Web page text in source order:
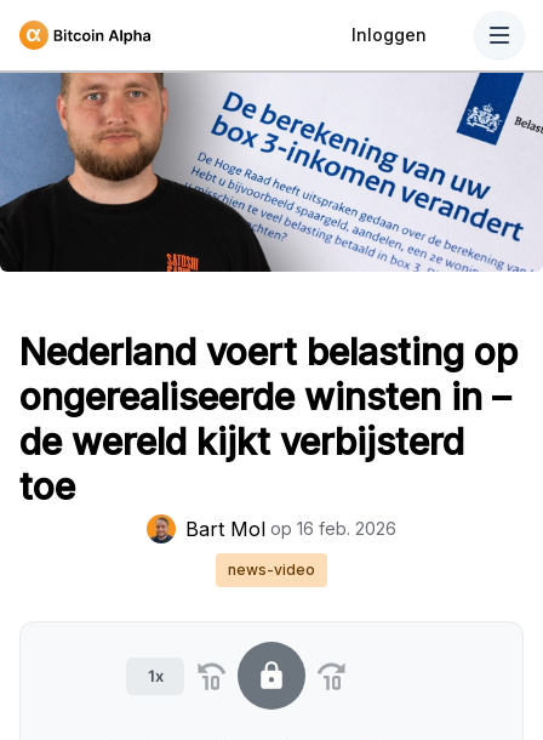
Inloggen
Nederland voert belasting op
ongerealiseerde winsten in –
de wereld kijkt verbijsterd
toe
Bart Mol op 16 feb. 2026
news-video
1x